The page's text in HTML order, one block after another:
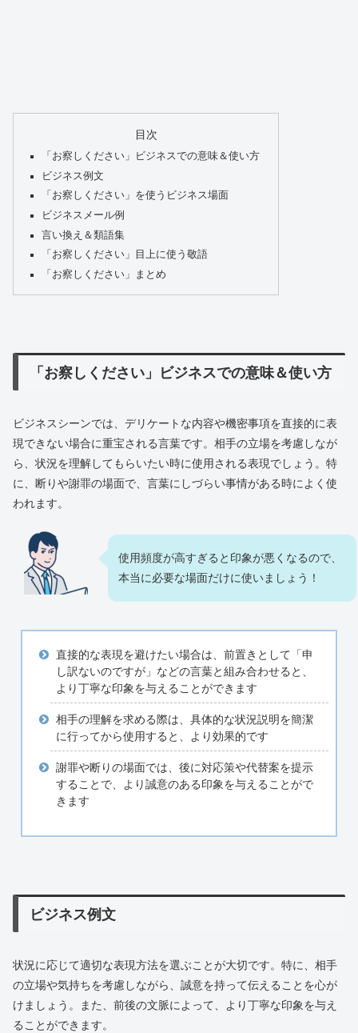
目次
「お察しください」ビジネスでの意味＆使い方
ビジネス例文
「お察しください」を使うビジネス場面
ビジネスメール例
言い換え＆類語集
「お察しください」目上に使う敬語
「お察しください」まとめ
「お察しください」ビジネスでの意味＆使い方
ビジネスシーンでは、デリケートな内容や機密事項を直接的に表
現できない場合に重宝される言葉です。相手の立場を考慮しなが
ら、状況を理解してもらいたい時に使用される表現でしょう。特
に、断りや謝罪の場面で、言葉にしづらい事情がある時によく使
われます。
使用頻度が高すぎると印象が悪くなるので、
本当に必要な場面だけに使いましょう！
直接的な表現を避けたい場合は、前置きとして「申
し訳ないのですが」などの言葉と組み合わせると、
より丁寧な印象を与えることができます
相手の理解を求める際は、具体的な状況説明を簡潔
に行ってから使用すると、より効果的です
謝罪や断りの場面では、後に対応策や代替案を提示
することで、より誠意のある印象を与えることがで
きます
ビジネス例文
状況に応じて適切な表現方法を選ぶことが大切です。特に、相手
の立場や気持ちを考慮しながら、誠意を持って伝えることを心が
けましょう。また、前後の文脈によって、より丁寧な印象を与え
ることができます。